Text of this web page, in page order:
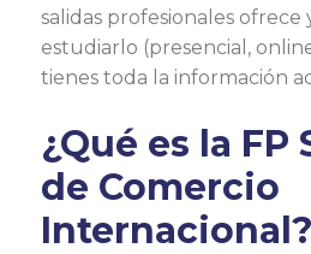
salidas profesionales
estudiarlo (presencial,
tienes toda la información
¿Qué es la FP
de Comercio
Internacional?